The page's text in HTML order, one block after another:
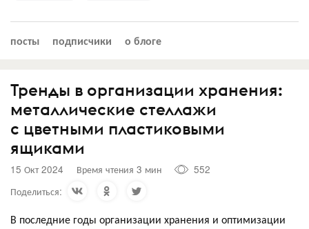
посты подписчики о блоге
Тренды в организации хранения:
металлические стеллажи
с цветными пластиковыми
ящиками
15 Окт 2024 Время чтения 3 мин
552
Поделиться:
В последние годы организации хранения и оптимизации